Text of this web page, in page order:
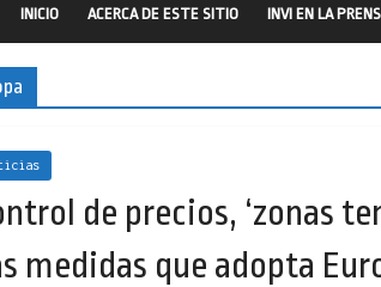
INICIO ACERCA DE ESTE SITIO INVI EN LA
de precios, ‘zonas
medidas que adopta